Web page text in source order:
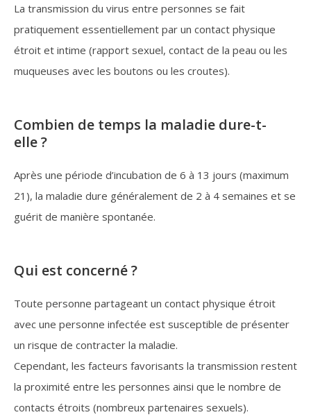
La transmission du virus entre personnes se fait
pratiquement essentiellement par un contact physique
étroit et intime (rapport sexuel, contact de la peau ou les
muqueuses avec les boutons ou les croutes).
Combien de temps la maladie dure-t-
elle ?
Après une période d’incubation de 6 à 13 jours (maximum
21), la maladie dure généralement de 2 à 4 semaines et se
guérit de manière spontanée.
Qui est concerné ?
Toute personne partageant un contact physique étroit
avec une personne infectée est susceptible de présenter
un risque de contracter la maladie.
Cependant, les facteurs favorisants la transmission restent
la proximité entre les personnes ainsi que le nombre de
contacts étroits (nombreux partenaires sexuels).